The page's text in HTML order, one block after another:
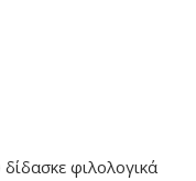
φιλολογικά